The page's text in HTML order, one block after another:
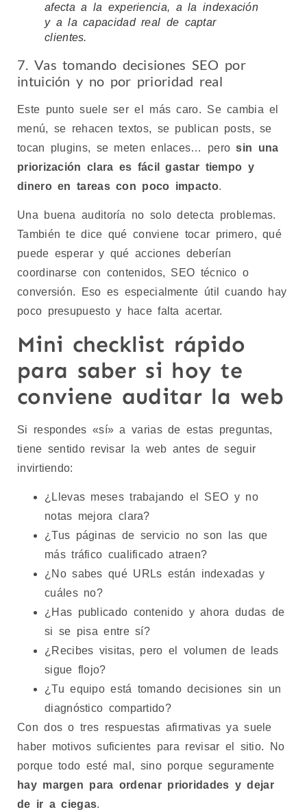
afecta a la experiencia, a la indexación
y a la capacidad real de captar
clientes.
7. Vas tomando decisiones SEO por
intuición y no por prioridad real
Este punto suele ser el más caro. Se cambia el
menú, se rehacen textos, se publican posts, se
tocan plugins, se meten enlaces… perosin una
priorización clara es fácil gastar tiempo y
dinero en tareas con poco impacto.
Una buena auditoría no solo detecta problemas.
También te dice qué conviene tocar primero, qué
puede esperar y qué acciones deberían
coordinarse con contenidos, SEO técnico o
conversión. Eso es especialmente útil cuando hay
poco presupuesto y hace falta acertar.
Mini checklist rápido
para saber si hoy te
conviene auditar la web
Si respondes «sí» a varias de estas preguntas,
tiene sentido revisar la web antes de seguir
invirtiendo:
¿Llevas meses trabajando el SEO y no
notas mejora clara?
¿Tus páginas de servicio no son las que
más tráfico cualificado atraen?
¿No sabes qué URLs están indexadas y
cuáles no?
¿Has publicado contenido y ahora dudas de
si se pisa entre sí?
¿Recibes visitas, pero el volumen de leads
sigue flojo?
¿Tu equipo está tomando decisiones sin un
diagnóstico compartido?
Con dos o tres respuestas afirmativas ya suele
haber motivos suficientes para revisar el sitio. No
porque todo esté mal, sino porque seguramente
hay margen para ordenar prioridades y dejar
de ir a ciegas.